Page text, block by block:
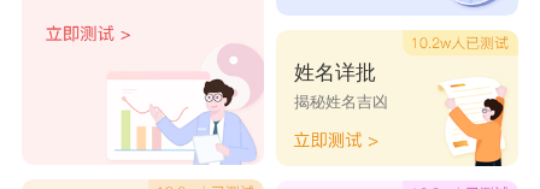
姓名详批
揭秘姓名吉凶